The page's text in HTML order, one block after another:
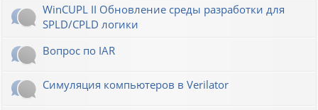
WinCUPL II Обновление среды разработки для
SPLD/CPLD логики
Вопрос по IAR
Симуляция компьютеров в Verilator